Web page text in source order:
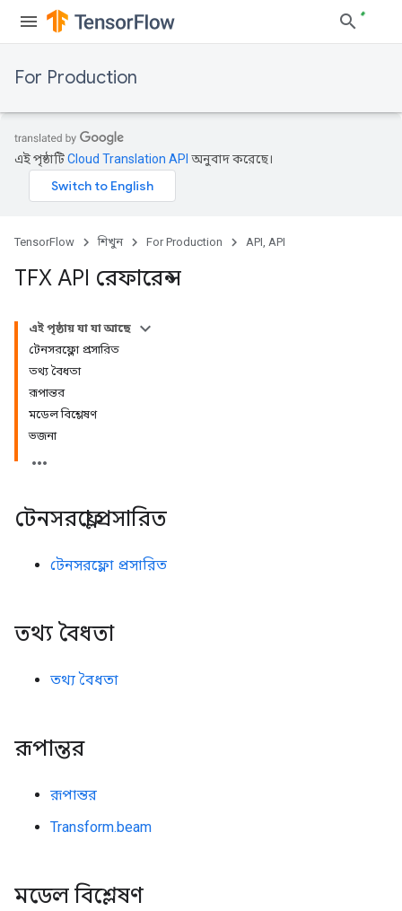
For Production
এই পৃষ্ঠাটিCloud Translation API অনুবাদ করেছে।
TensorFlow শিখুন For Production API, API
TFX API রেফারেন্স
এই পৃষ্ঠায় যা যা আছে
টেনসরফ্লো প্রসারিত
তথ্য বৈধতা
রূপান্তর
মডেল বিশ্লেষণ
ভজনা
টেনসরফ্লো প্রসারিত
টেনসরফ্লো প্রসারিত
তথ্য বৈধতা
তথ্য বৈধতা
রূপান্তর
রূপান্তর
Transform.beam
মডেল বিশ্লেষণ